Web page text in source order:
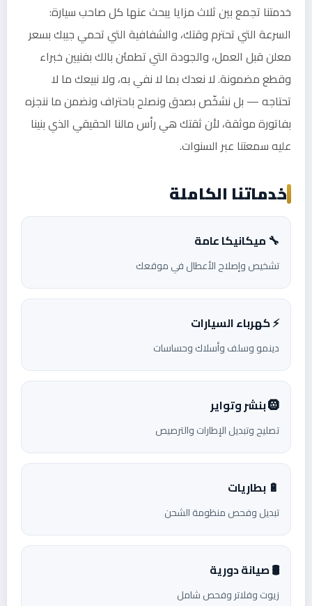
خدمتنا تجمع بين ثلاث مزايا يبحث عنها كل صاحب سيارة:
السرعة التي تحترم وقتك، والشفافية التي تحمي جيبك بسعر
معلن قبل العمل، والجودة التي تطمئن بالك بفنيين خبراء
وقطع مضمونة. لا نعدك بما لا نفي به، ولا نبيعك ما لا
تحتاجه — بل نشخّص بصدق ونصلح باحتراف ونضمن ما ننجزه
بفاتورة موثقة، لأن ثقتك هي رأس مالنا الحقيقي الذي بنينا
عليه سمعتنا عبر السنوات.
خدماتنا الكاملة
🔧 ميكانيكا عامة
تشخيص وإصلاح الأعطال في موقعك
⚡ كهرباء السيارات
دينمو وسلف وأسلاك وحساسات
🛞 بنشر وتواير
تصليح وتبديل الإطارات والترصيص
🔋 بطاريات
تبديل وفحص منظومة الشحن
🛢️ صيانة دورية
زيوت وفلاتر وفحص شامل